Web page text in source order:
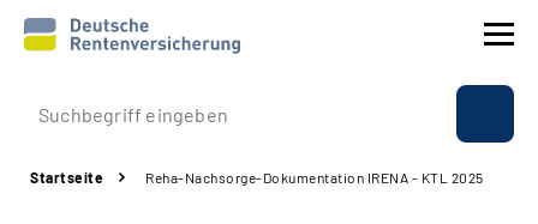
Prävention
Startseite Reha-Nachsorge-Dokumentation IRENA - KTL 2025